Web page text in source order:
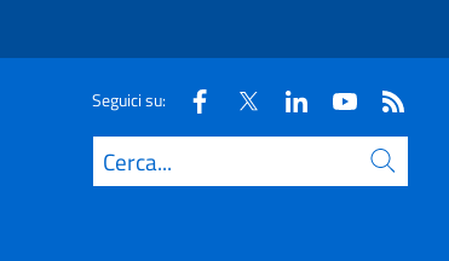
Seguici su:
Cerca